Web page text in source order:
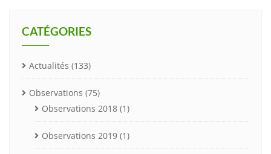
CATÉGORIES
Actualités (133)
Observations (75)
Observations 2018 (1)
Observations 2019 (1)